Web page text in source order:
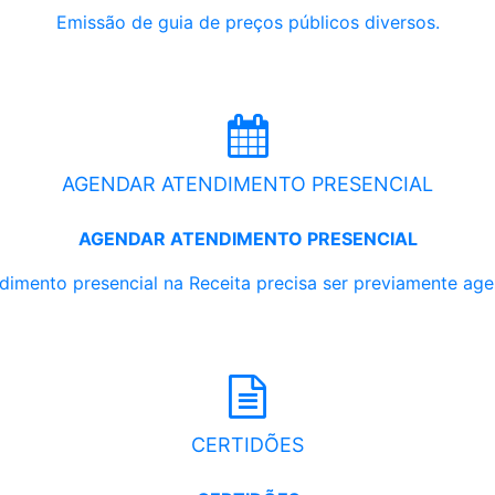
Emissão de guia de preços públicos diversos.
AGENDAR ATENDIMENTO PRESENCIAL
AGENDAR ATENDIMENTO PRESENCIAL
presencial na Receita precisa ser previamente
CERTIDÕES